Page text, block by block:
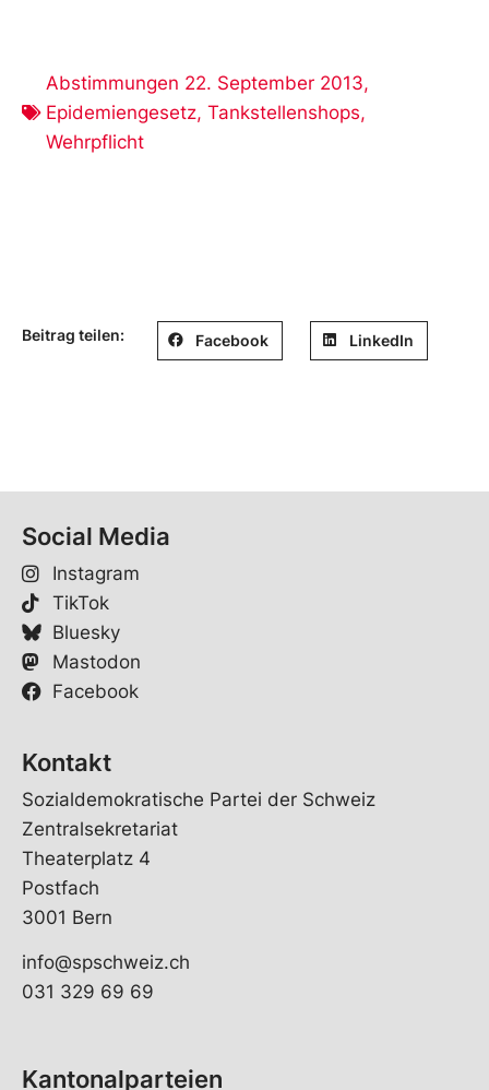
Abstimmungen 22. September 2013,
Epidemiengesetz, Tankstellenshops,
Wehrpflicht
Beitrag teilen: Facebook LinkedIn
Social Media
Instagram
TikTok
Bluesky
Mastodon
Facebook
Kontakt
Sozialdemokratische Partei der Schweiz
Zentralsekretariat
Theaterplatz 4
Postfach
3001 Bern
info@spschweiz.ch
031 329 69 69
Kantonalparteien